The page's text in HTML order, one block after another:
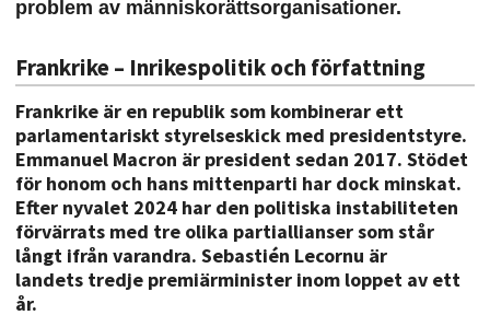
problem av människorättsorganisationer.
Frankrike – Inrikespolitik och författning
Frankrike är en republik som kombinerar ett
parlamentariskt styrelseskick med presidentstyre.
Emmanuel Macron är president sedan 2017. Stödet
för honom och hans mittenparti har dock minskat.
Efter nyvalet 2024 har den politiska instabiliteten
förvärrats med tre olika partiallianser som står
långt ifrån varandra. Sebastién Lecornu är
landets tredje premiärminister inom loppet av ett
år.